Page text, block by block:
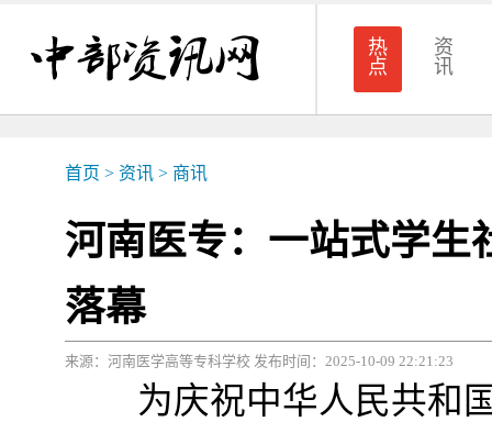
热
点
资
讯
首页 > 资讯 > 商讯
河南医专：一站式学生
落幕
来源：河南医学高等专科学校 发布时间：2025-10-09 22:21:23
为庆祝中华人民共和国